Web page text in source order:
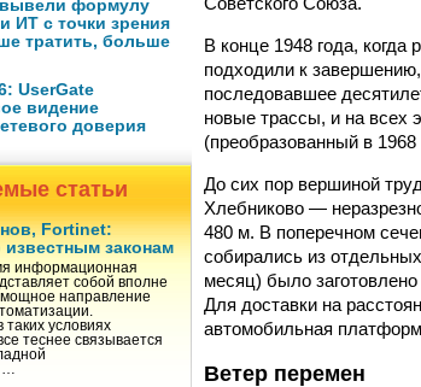
формулу
ИТ с точки зрения
тратить, больше
UserGate
видение
доверия
статьи
Fortinet:
известным законам
информационная
собой вполне
направление
таких условиях
теснее связывается
В конце 1948 года,
подходили к
последовавшее
новые трассы, и на всех
(преобразованный в
До сих пор вершиной
Хлебниково —
480 м. В поперечном
собирались из
месяц) было
Для доставки на
автомобильная
Ветер перемен